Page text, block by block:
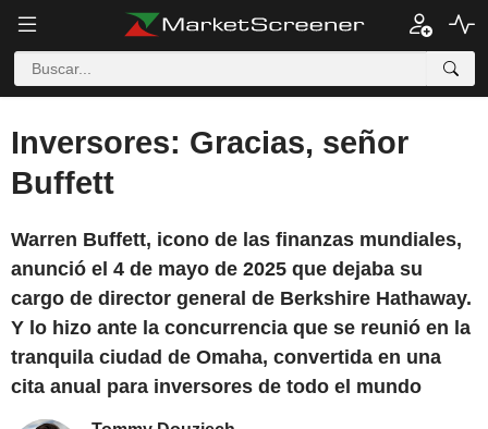
Inversores: Gracias, señor
Buffett
Warren Buffett, icono de las finanzas mundiales,
anunció el 4 de mayo de 2025 que dejaba su
cargo de director general de Berkshire Hathaway.
Y lo hizo ante la concurrencia que se reunió en la
tranquila ciudad de Omaha, convertida en una
cita anual para inversores de todo el mundo